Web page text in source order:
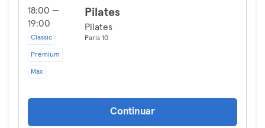
18:00 —
19:00
Classic
Premium
Max
Pilates
Pilates
Paris 10
Continuar